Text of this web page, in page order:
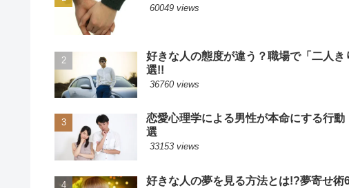
60049 views
好きな人の態度が違う？職場で「二人
選!!
36760 views
恋愛心理学による男性が本命にする行
選
33153 views
好きな人の夢を見る方法とは!?夢寄せ術